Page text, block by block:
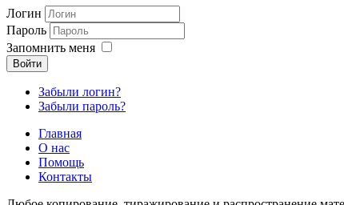
Логин
Пароль
Запомнить меня
Войти
Забыли логин?
Забыли пароль?
Главная
О нас
Помощь
Контакты